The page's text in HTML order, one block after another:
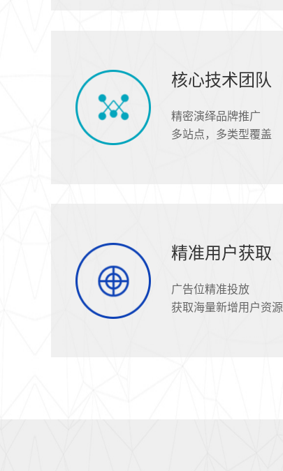
核心技术团队
精密演绎品牌推广
多站点，多类型覆盖
精准用户获取
广告位精准投放
获取海量新增用户资源